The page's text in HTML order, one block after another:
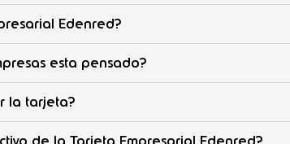
Edenred?
esta pensado?
la tarjeta?